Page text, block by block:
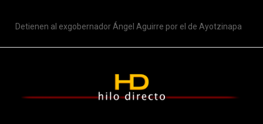
Detienen al exgobernador Ángel Aguirre por el de Ayotzinapa